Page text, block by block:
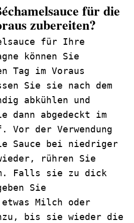
für die
zubereiten?
für Ihre
können Sie
Tag im Voraus
Sie sie nach dem
abkühlen und
dann abgedeckt im
Vor der Verwendung
Sauce bei niedriger
rühren Sie
Falls sie zu dick
Sie
Milch oder
bis sie wieder die